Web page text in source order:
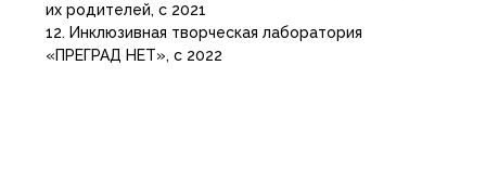
их родителей, с 2021
12. Инклюзивная творческая лаборатория
«ПРЕГРАД НЕТ», с 2022